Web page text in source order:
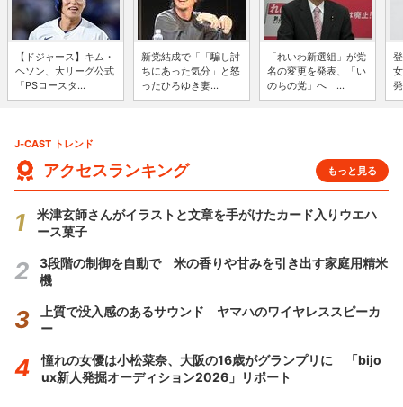
【ドジャース】キム・
ヘソン、大リーグ公式
「PSロースタ...
新党結成で「「騙し討
ちにあった気分」と怒
ったひろゆき妻...
「れいわ新選組」が党
名の変更を発表、「い
のちの党」へ ...
J-CAST トレンド
アクセスランキング もっと見る
米津玄師さんがイラストと文章を手がけたカード入りウエハ
ース菓子
3段階の制御を自動で 米の香りや甘みを引き出す家庭用精米
機
上質で没入感のあるサウンド ヤマハのワイヤレススピーカ
ー
憧れの女優は小松菜奈、大阪の16歳がグランプリに 「bijo
ux新人発掘オーディション2026」リポート